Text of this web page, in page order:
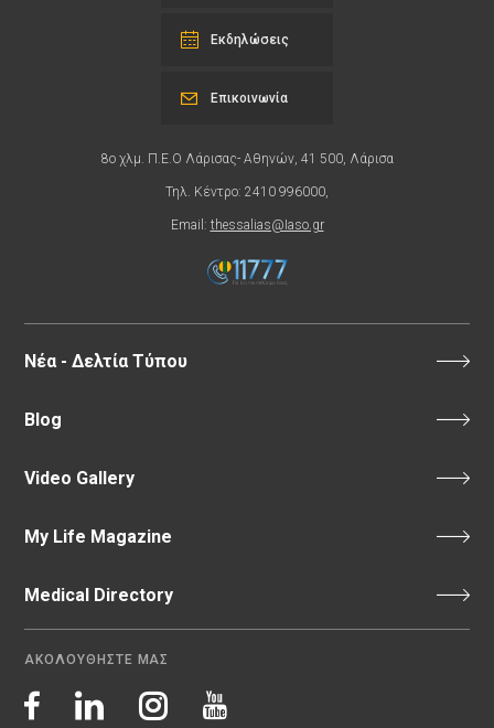
Εκδηλώσεις
8ο χλμ. Π.Ε.Ο Λάρισας- Αθηνών, 41 500, Λάρισα
Τηλ. Κέντρο: 2410 996000,
Email: thessalias@Iaso.gr
Επικοινωνία
Νέα - Δελτία Τύπου
Blog
Video Gallery
My Life Magazine
Medical Directory
ΑΚΟΛΟΥΘΗΣΤΕ ΜΑΣ